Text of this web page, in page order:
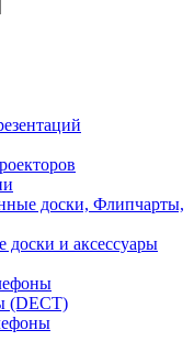
доски, Флипчарты,
доски и аксессуары
(DECT)